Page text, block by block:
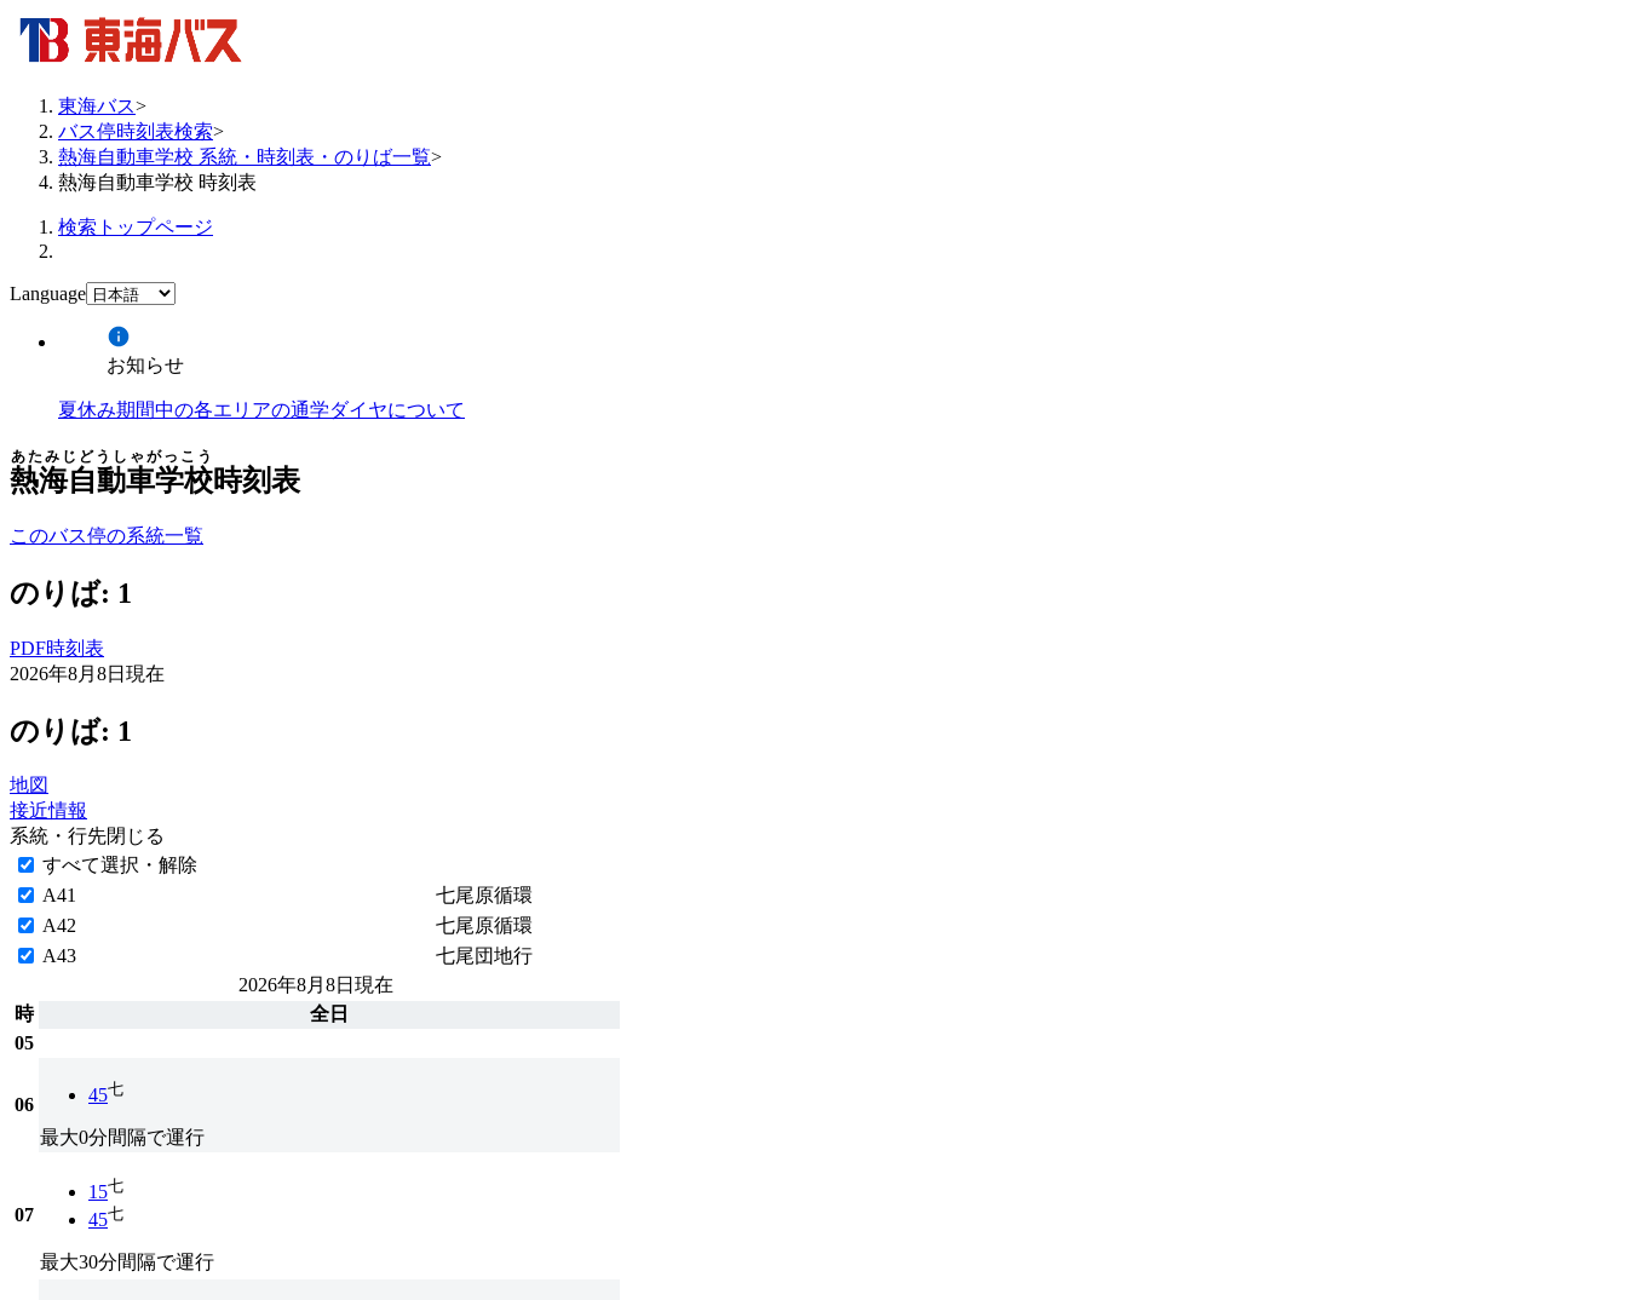
東海バス>
バス停時刻表検索>
熱海自動車学校 系統・時刻表・のりば一覧>
熱海自動車学校 時刻表
検索トップページ
Language
お知らせ
夏休み期間中の各エリアの通学ダイヤについて
熱海自動車学校
あたみじどうしゃがっこう
時刻表
このバス停の系統一覧
のりば: 1
PDF時刻表
2026年8月8日 現在
のりば: 1
地図
接近情報
系統・行先閉じる
すべて選択・解除
A41
七尾原循環
A42
七尾原循環
A43
七尾団地行
2026年8月8日 現在
時
全日
05
06 45七
最大0分間隔で運行
07
15七
45七
最大30分間隔で運行